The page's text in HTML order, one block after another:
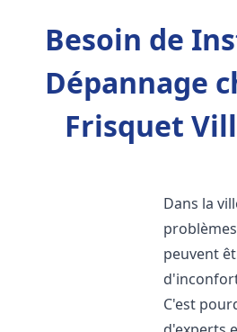
Besoin de
Dépannage
Frisquet
Dans la
peuvent
C'est